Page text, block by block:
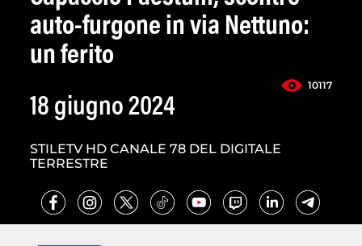
auto-furgone in via Nettuno:
un ferito
10117
18 giugno 2024
STILETV HD CANALE 78 DEL DIGITALE
TERRESTRE